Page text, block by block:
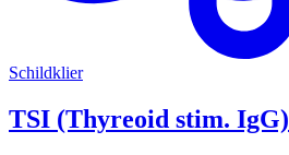
Schildklier
TSI (Thyreoid stim. IgG)